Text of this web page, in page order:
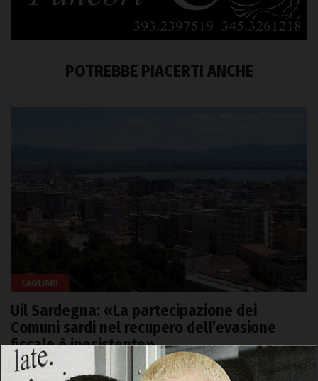
POTREBBE PIACERTI ANCHE
CAGLIARI
Uil Sardegna: «La partecipazione dei
Comuni sardi nel recupero dell’evasione
fiscale è inesistente»
26 Luglio 2026, 17:26